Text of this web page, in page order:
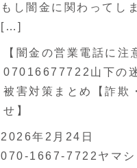
もし闇金に関わってし
[…]
【闇金の営業電話に注
07016677722山下の
被害対策まとめ【詐欺
せ】
2026年2月24日
070-1667-7722ヤマシ